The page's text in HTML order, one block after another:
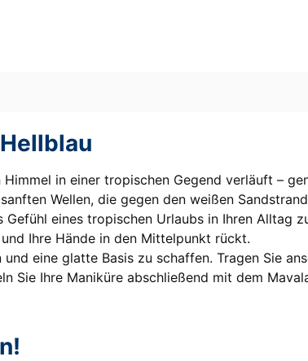
in einer tropischen Gegend verläuft –
Wellen, die gegen den weißen
eines tropischen Urlaubs in Ihren Alltag
Ihre Hände in den Mittelpunkt rückt.
eine glatte Basis zu schaffen. Tragen Sie
Sie Ihre Maniküre abschließend mit dem